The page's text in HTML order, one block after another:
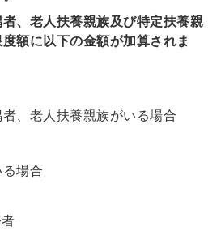
、老人扶養親族及び特定扶養親
額に以下の金額が加算されま
、老人扶養親族がいる場合
場合